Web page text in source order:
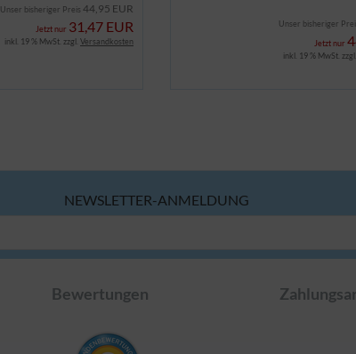
Unser bisheriger Preis 44,95 EUR
Jetzt nur 31,47 EUR
inkl. 19 % MwSt. zzgl. Versandkosten
Unser bisheriger
Jetzt nur
inkl. 19 % MwSt. zzgl.
NEWSLETTER-ANMELDUNG
Bewertungen